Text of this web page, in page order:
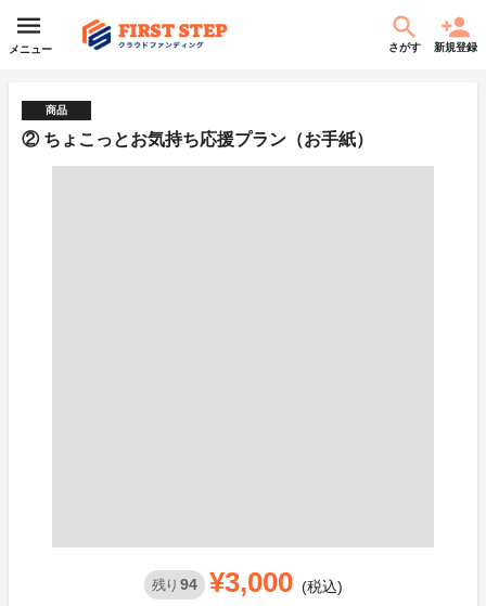
メニュー さがす 新規登録
商品
② ちょこっとお気持ち応援プラン（お手紙）
残り 94 ¥3,000 (税込)